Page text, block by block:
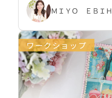
ＭＩＹＯ ＥＢＩ
ワークショップ